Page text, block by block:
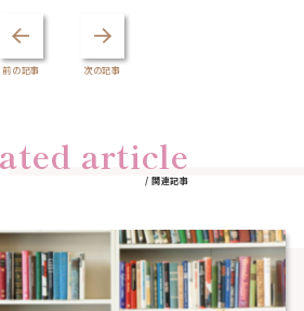
前の記事 次の記事
article
/ 関連記事